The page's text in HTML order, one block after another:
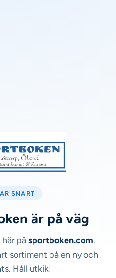
SNART
är på väg
påsportboken.com.
sortiment på en ny och
Håll utkik!